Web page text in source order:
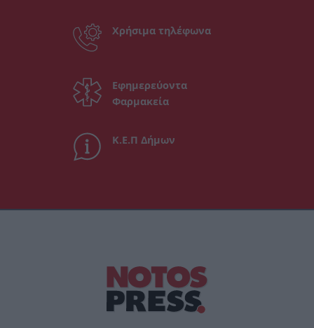
Χρήσιμα τηλέφωνα
Εφημερεύοντα
Φαρμακεία
Κ.Ε.Π Δήμων